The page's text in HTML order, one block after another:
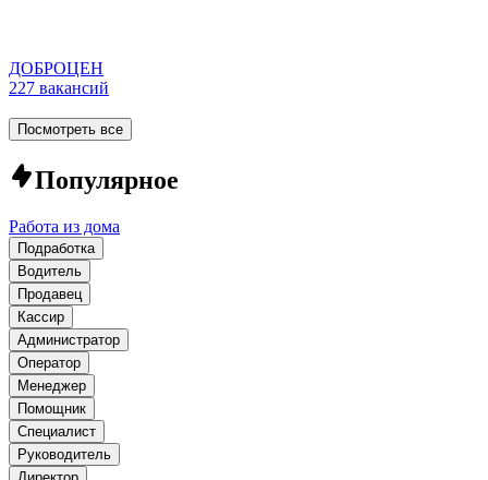
ДОБРОЦЕН
227 вакансий
Посмотреть все
Популярное
Работа из дома
Подработка
Водитель
Продавец
Кассир
Администратор
Оператор
Менеджер
Помощник
Специалист
Руководитель